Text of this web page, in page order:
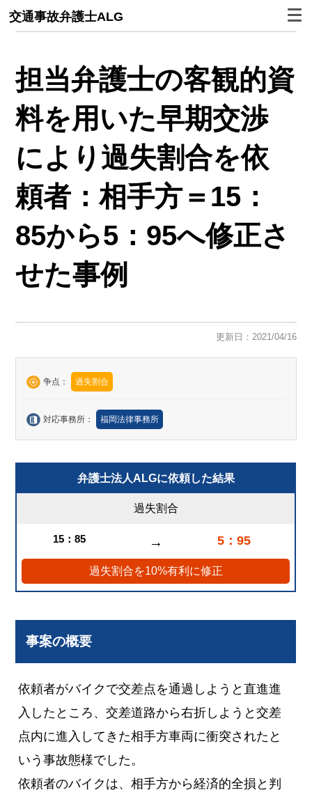
交通事故弁護士ALG
担当弁護士の客観的資
料を用いた早期交渉
により過失割合を依
頼者：相手方＝15：
85から5：95へ修正さ
せた事例
更新日：2021/04/16
争点： 過失割合
対応事務所： 福岡法律事務所
弁護士法人ALGに依頼した結果
過失割合
15：85 → 5：95
過失割合を10%有利に修正
事案の概要
依頼者がバイクで交差点を通過しようと直進進
入したところ、交差道路から右折しようと交差
点内に進入してきた相手方車両に衝突されたと
いう事故態様でした。
依頼者のバイクは、相手方から経済的全損と判